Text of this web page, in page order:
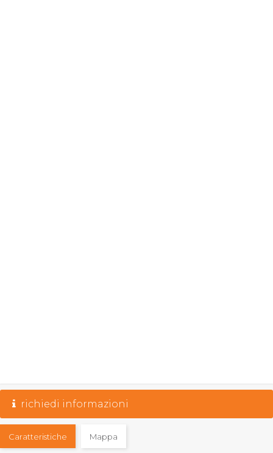
richiedi informazioni
Caratteristiche Mappa